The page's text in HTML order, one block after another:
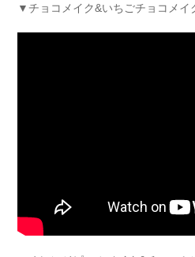
▼チョコメイク&いちごチョコメイ